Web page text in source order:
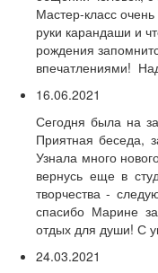
Мастер-класс
руки карандаши и
рождения
впечатлениями!
16.06.2021
Сегодня была на
Приятная беседа,
Узнала много
вернусь еще в
творчества -
спасибо Марине
отдых для души! С
24.03.2021